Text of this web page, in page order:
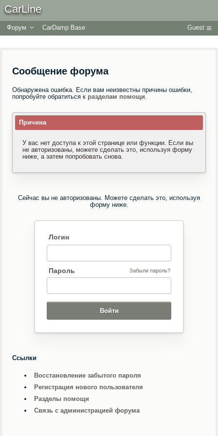
CarLine
Форум CarDamp Base Guest
Сообщение форума
Обнаружена ошибка. Если вам неизвестны причины ошибки,
попробуйте обратиться к разделам помощи.
Причина
У вас нет доступа к этой странице или функции. Если вы
не авторизованы, можете сделать это, используя форму
ниже, а затем попробовать снова.
Сейчас вы не авторизованы. Можете сделать это, используя
форму ниже.
Логин
Пароль Забыли пароль?
Ссылки
Восстановление забытого пароля
Регистрация нового пользователя
Разделы помощи
Связь с администрацией форума